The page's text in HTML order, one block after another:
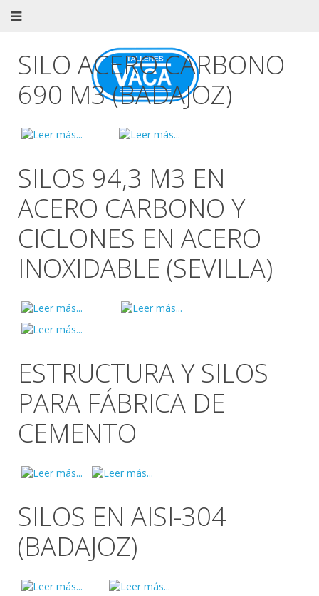
SILO ACERO CARBONO
690 M3 (BADAJOZ)
SILOS 94,3 M3 EN
ACERO CARBONO Y
CICLONES EN ACERO
INOXIDABLE (SEVILLA)
ESTRUCTURA Y SILOS
PARA FÁBRICA DE
CEMENTO
SILOS EN AISI-304
(BADAJOZ)